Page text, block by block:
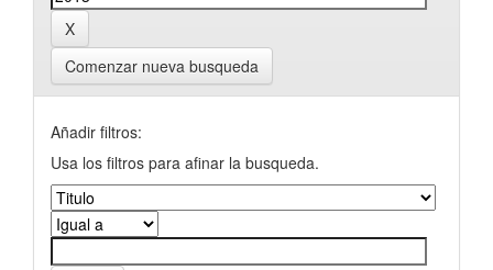
Comenzar nueva busqueda
Añadir filtros:
Usa los filtros para afinar la busqueda.